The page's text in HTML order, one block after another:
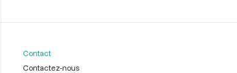
Contact
Contactez-nous